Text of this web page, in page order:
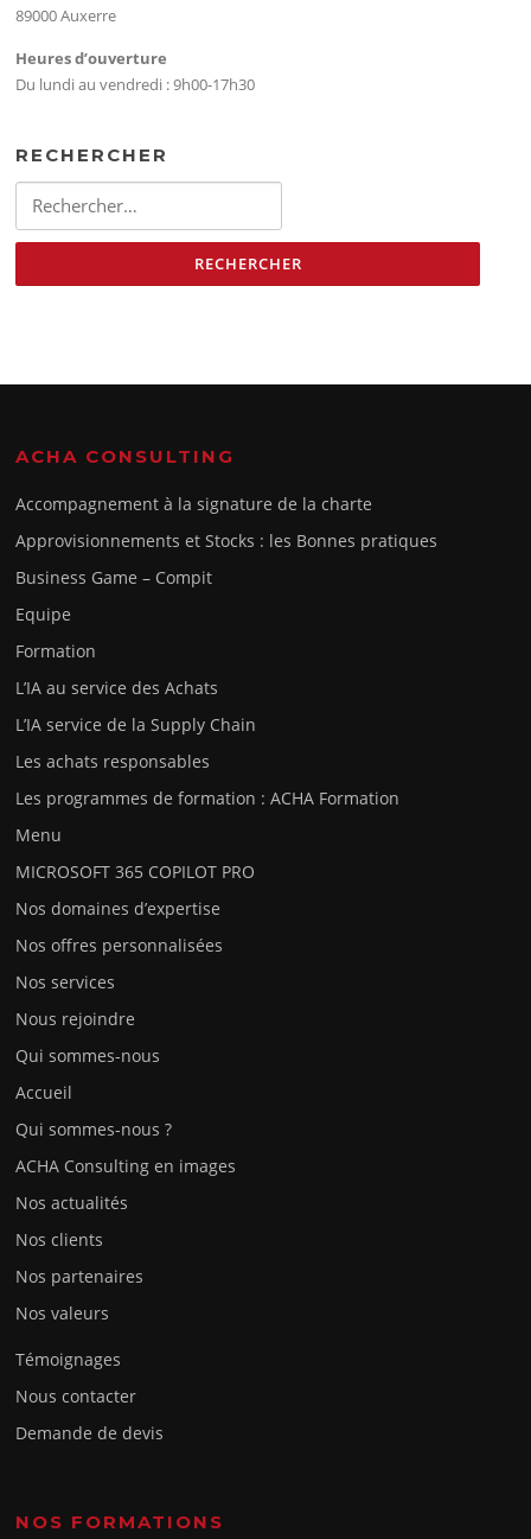
89000 Auxerre
Heures d’ouverture
Du lundi au vendredi : 9h00-17h30
RECHERCHER
ACHA CONSULTING
Accompagnement à la signature de la charte
Approvisionnements et Stocks : les Bonnes pratiques
Business Game – Compit
Equipe
Formation
L’IA au service des Achats
L’IA service de la Supply Chain
Les achats responsables
Les programmes de formation : ACHA Formation
Menu
MICROSOFT 365 COPILOT PRO
Nos domaines d’expertise
Nos offres personnalisées
Nos services
Nous rejoindre
Qui sommes-nous
Accueil
Qui sommes-nous ?
ACHA Consulting en images
Nos actualités
Nos clients
Nos partenaires
Nos valeurs
Témoignages
Nous contacter
Demande de devis
NOS FORMATIONS